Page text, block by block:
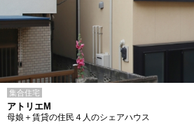
集合住宅
アトリエM
母娘＋賃貸の住民４人のシェアハウス